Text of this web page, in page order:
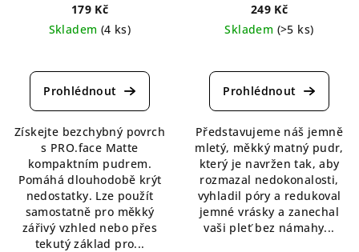
179 Kč
Skladem (4 ks)
hodnocení
produktu
z
5
hvězdiček.
Získejte bezchybný povrch
s PRO.face Matte
kompaktním pudrem.
Pomáhá dlouhodobě krýt
nedostatky. Lze použít
samostatně pro měkký
zářivý vzhled nebo přes
tekutý základ pro...
249 Kč
Skladem (>5 ks)
hodnocení
produktu
z
5
hvězdiček.
Představujeme náš jemně
mletý, měkký matný pudr,
který je navržen tak, aby
rozmazal nedokonalosti,
vyhladil póry a redukoval
jemné vrásky a zanechal
vaši pleť bez námahy...